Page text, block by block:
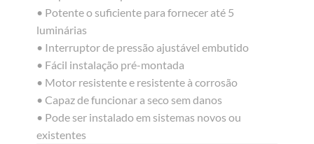
• Potente o suficiente para fornecer até 5
luminárias
• Interruptor de pressão ajustável embutido
• Fácil instalação pré-montada
• Motor resistente e resistente à corrosão
• Capaz de funcionar a seco sem danos
• Pode ser instalado em sistemas novos ou
existentes